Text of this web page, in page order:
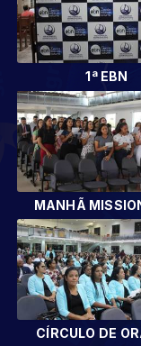
1ª EBN
MANHÃ
CÍRCULO DE